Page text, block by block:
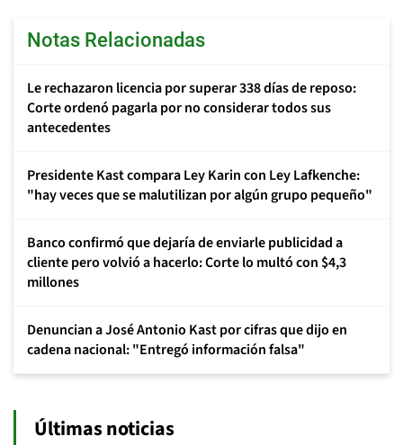
Notas Relacionadas
Le rechazaron licencia por superar 338 días de reposo:
Corte ordenó pagarla por no considerar todos sus
antecedentes
Presidente Kast compara Ley Karin con Ley Lafkenche:
"hay veces que se malutilizan por algún grupo pequeño"
Banco confirmó que dejaría de enviarle publicidad a
cliente pero volvió a hacerlo: Corte lo multó con $4,3
millones
Denuncian a José Antonio Kast por cifras que dijo en
cadena nacional: "Entregó información falsa"
Últimas noticias